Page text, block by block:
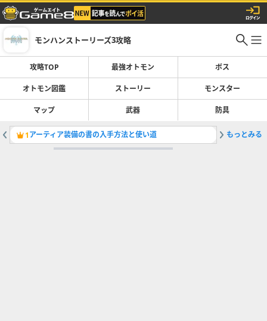
モンハンストーリーズ3攻略
攻略TOP 最強オトモン ボス
オトモン図鑑 ストーリー モンスター
マップ 武器 防具
1アーティア装備の書の入手方法と使い道 2絶滅危
もっとみる